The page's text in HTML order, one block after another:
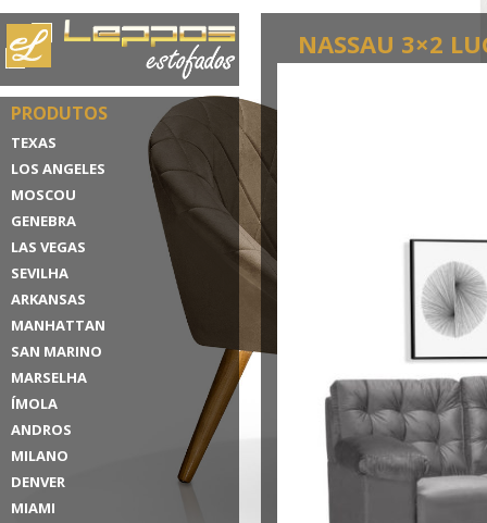
PRODUTOS
TEXAS
LOS ANGELES
MOSCOU
GENEBRA
LAS VEGAS
SEVILHA
ARKANSAS
MANHATTAN
SAN MARINO
MARSELHA
ÍMOLA
ANDROS
MILANO
DENVER
MIAMI
NASSAU 3×2